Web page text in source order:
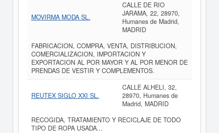
MOVIRMA MODA SL.
CALLE DE RIO
JARAMA, 22, 28970,
Humanes de Madrid,
MADRID
FABRICACION, COMPRA, VENTA, DISTRIBUCION,
COMERCIALIZACION, IMPORTACION Y
EXPORTACION AL POR MAYOR Y AL POR MENOR DE
PRENDAS DE VESTIR Y COMPLEMENTOS.
REUTEX SIGLO XXI SL.
CALLE ALHELI, 32,
28970, Humanes de
Madrid, MADRID
RECOGIDA, TRATAMIENTO Y RECICLAJE DE TODO
TIPO DE ROPA USADA...